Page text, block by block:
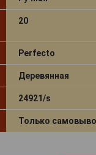
20
Perfecto
Деревянная
24921/s
Только